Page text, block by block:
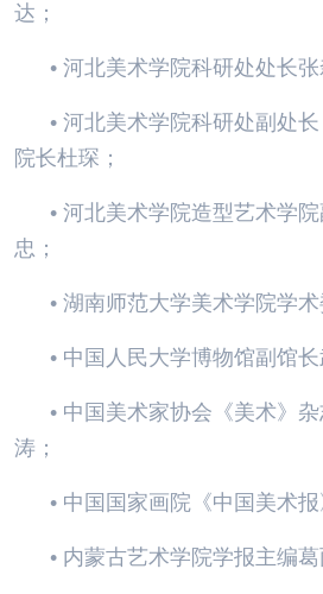
达；
• 河北美术学院科研处处长张
• 河北美术学院科研处副处
院长杜琛；
• 河北美术学院造型艺术学
忠；
• 湖南师范大学美术学院学
• 中国人民大学博物馆副馆长
• 中国美术家协会《美术》
涛；
• 中国国家画院《中国美术
• 内蒙古艺术学院学报主编葛